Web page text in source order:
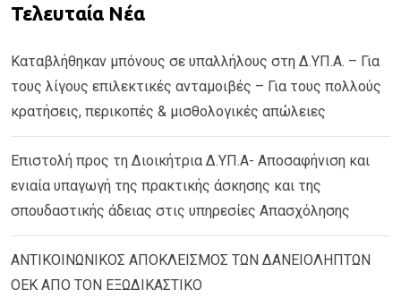
Τελευταία Νέα
Καταβλήθηκαν μπόνους σε υπαλλήλους στη Δ.ΥΠ.Α. – Για
τους λίγους επιλεκτικές ανταμοιβές – Για τους πολλούς
κρατήσεις, περικοπές & μισθολογικές απώλειες
Επιστολή προς τη Διοικήτρια Δ.ΥΠ.Α- Αποσαφήνιση και
ενιαία υπαγωγή της πρακτικής άσκησης και της
σπουδαστικής άδειας στις υπηρεσίες Απασχόλησης
ΑΝΤΙΚΟΙΝΩΝΙΚΟΣ ΑΠΟΚΛΕΙΣΜΟΣ ΤΩΝ ΔΑΝΕΙΟΛΗΠΤΩΝ
ΟΕΚ ΑΠΟ ΤΟΝ ΕΞΩΔΙΚΑΣΤΙΚΟ